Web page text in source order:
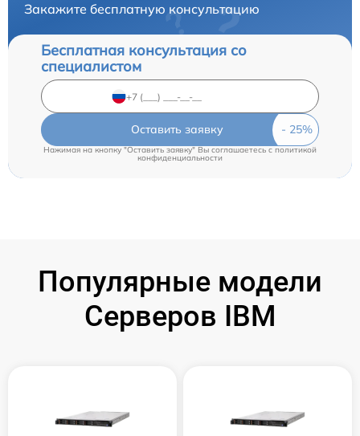
Закажите бесплатную консультацию
Бесплатная консультация со
специалистом
Оставить заявку
Нажимая на кнопку "Оставить заявку" Вы соглашаетесь c политикой
конфиденциальности
Популярные модели
Серверов IBM